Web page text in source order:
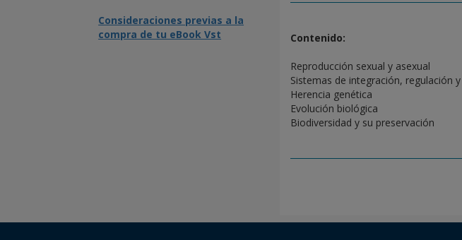
Consideraciones previas a la
compra de tu eBook Vst
Contenido:
Reproducción sexual y asexual
Sistemas de integración, regulación
Herencia genética
Evolución biológica
Biodiversidad y su preservación